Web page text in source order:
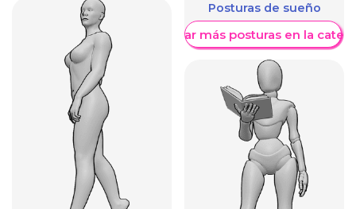
Posturas de sueño
Mostrar más posturas en la